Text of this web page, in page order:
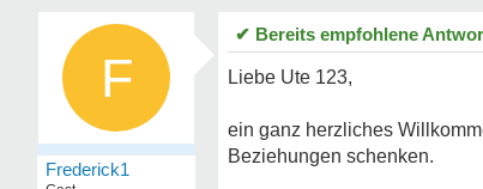
F
Frederick1
✔ Bereits empfohlene
Liebe Ute 123,
ein ganz herzliches
Beziehungen schenken.